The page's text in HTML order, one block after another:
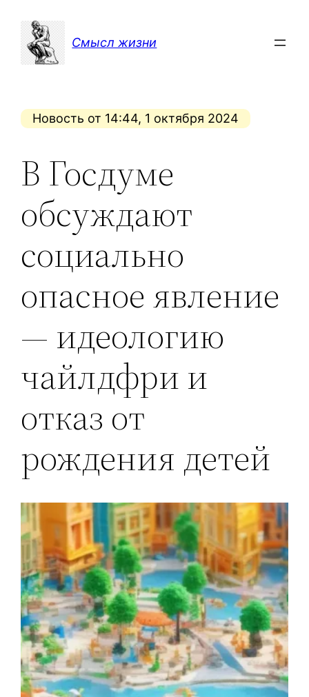
содержимому
Смысл жизни
Новость от 14:44, 1 октября 2024
В Госдуме
обсуждают
социально
опасное явление
— идеологию
чайлдфри и
отказ от
рождения детей